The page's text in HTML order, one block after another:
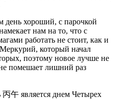
день хороший, с парочкой
нам на то, что с
работать не стоит, как и
который начал
поэтому новое лучше не
помешает лишний раз
丙午 является днем Четырех